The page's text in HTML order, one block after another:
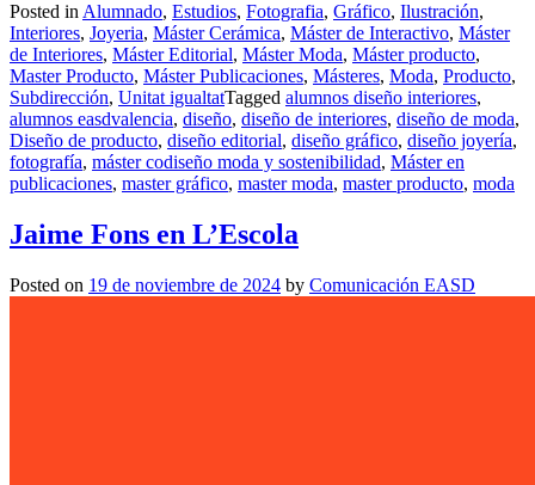
Posted inAlumnado, Estudios, Fotografia, Gráfico, Ilustración,
Interiores, Joyeria, Máster Cerámica, Máster de Interactivo, Máster
de Interiores, Máster Editorial, Máster Moda, Máster producto,
Master Producto, Máster Publicaciones, Másteres, Moda, Producto,
Subdirección, Unitat igualtatTagged alumnos diseño interiores,
alumnos easdvalencia, diseño, diseño de interiores, diseño de moda,
Diseño de producto, diseño editorial, diseño gráfico, diseño joyería,
fotografía, máster codiseño moda y sostenibilidad, Máster en
publicaciones, master gráfico, master moda, master producto, moda
Jaime Fons en L’Escola
Posted on 19 de noviembre de 2024 by Comunicación EASD